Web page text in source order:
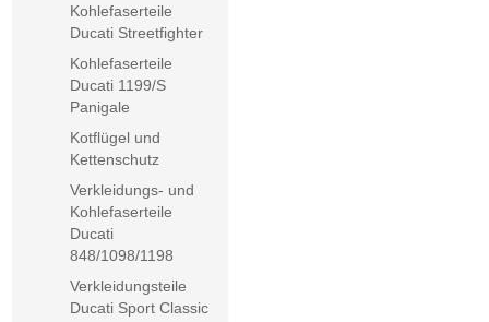
Kohlefaserteile
Ducati Streetfighter
Kohlefaserteile
Ducati 1199/S
Panigale
Kotflügel und
Kettenschutz
Verkleidungs- und
Kohlefaserteile
Ducati
848/1098/1198
Verkleidungsteile
Ducati Sport Classic